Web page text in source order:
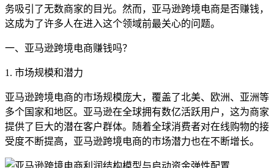
务吸引了无数商家的目光。然而，亚马逊跨境电商是否赚钱，
这成为了许多人在进入这个领域前最关心的问题。
一、亚马逊跨境电商赚钱吗？
1. 市场规模和潜力
亚马逊跨境电商的市场规模庞大，覆盖了北美、欧洲、亚洲等
多个国家和地区。亚马逊在全球拥有数亿活跃用户，这为商家
提供了巨大的潜在客户群体。随着全球消费者对在线购物的接
受度不断提高，亚马逊跨境电商的市场潜力也在不断增长。